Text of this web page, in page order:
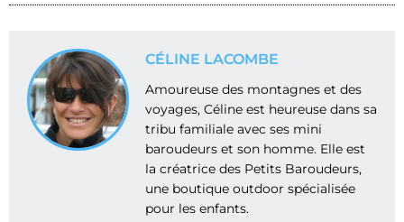
CÉLINE LACOMBE
Amoureuse des montagnes et des
voyages, Céline est heureuse dans sa
tribu familiale avec ses mini
baroudeurs et son homme. Elle est
la créatrice des Petits Baroudeurs,
une boutique outdoor spécialisée
pour les enfants.